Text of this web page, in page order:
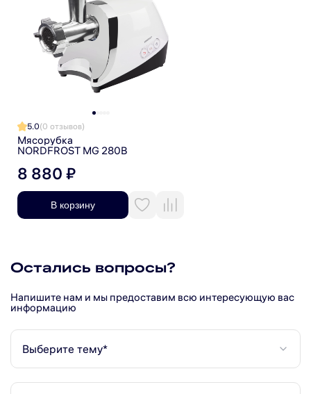
5.0(0 отзывов)
Мясорубка
NORDFROST MG 280B
8 880 ₽
В корзину
Остались вопросы?
Напишите нам и мы предоставим всю интересующую вас
информацию
Выберите тему*